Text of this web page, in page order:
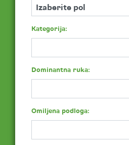
Kategorija:
Dominantna ruka:
Omiljena podloga: